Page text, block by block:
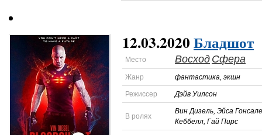
12.03.2020Бладшот
Место Восход Сфера
Жанр фантастика, экшн
Режиссер Дэйв Уилсон
В ролях
Вин Дизель, Эйса
Кеббелл, Гай Пирс